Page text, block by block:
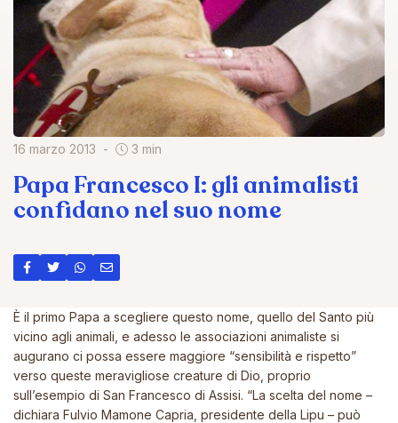
16 marzo 2013 3 min
Papa Francesco I: gli animalisti
confidano nel suo nome
Ѐ il primo Papa a scegliere questo nome, quello del Santo più
vicino agli animali, e adesso le associazioni animaliste si
augurano ci possa essere maggiore “sensibilità e rispetto”
verso queste meravigliose creature di Dio, proprio
sull’esempio di San Francesco di Assisi. “La scelta del nome –
dichiara Fulvio Mamone Capria, presidente della Lipu – può